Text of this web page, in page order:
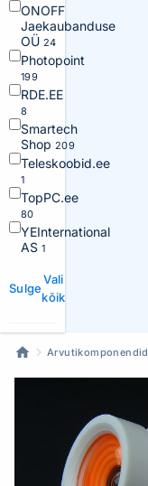
ONOFF
Jaekaubanduse
OÜ 24
Photopoint
199
RDE.EE
8
Smartech
Shop 209
Teleskoobid.ee
1
TopPC.ee
80
YEInternational
AS 1
Sulge
Vali
kõik
Arvutikomponendid